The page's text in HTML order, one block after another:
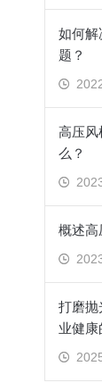
如何解
题？
高压风
么？
概述高
打磨抛
业健康